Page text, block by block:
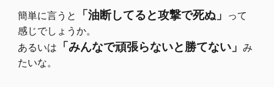
簡単に言うと 「油断してると攻撃で死ぬ 」 って
感じでしょうか。
あるいは 「みんなで頑張らないと勝てない 」み
たいな。